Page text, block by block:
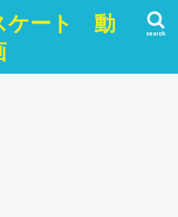
ケート 動
search